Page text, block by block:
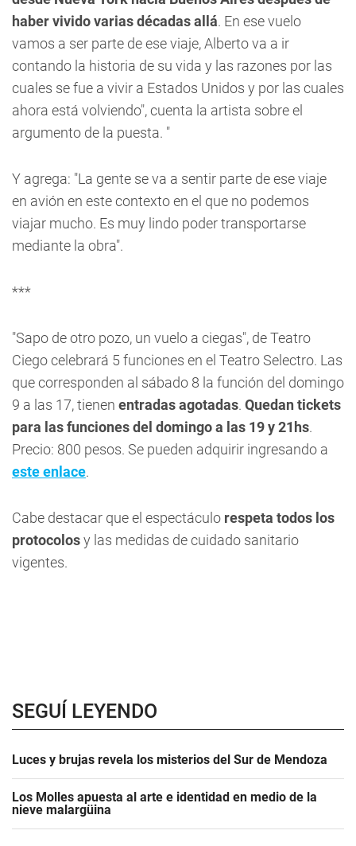
haber vivido varias décadas allá. En ese vuelo
vamos a ser parte de ese viaje, Alberto va a ir
contando la historia de su vida y las razones por las
cuales se fue a vivir a Estados Unidos y por las cuales
ahora está volviendo", cuenta la artista sobre el
argumento de la puesta. "
Y agrega: "La gente se va a sentir parte de ese viaje
en avión en este contexto en el que no podemos
viajar mucho. Es muy lindo poder transportarse
mediante la obra".
***
"Sapo de otro pozo, un vuelo a ciegas", de Teatro
Ciego celebrará 5 funciones en el Teatro Selectro. Las
que corresponden al sábado 8 la función del domingo
9 a las 17, tienen entradas agotadas. Quedan tickets
para las funciones del domingo a las 19 y 21hs.
Precio: 800 pesos. Se pueden adquirir ingresando a
este enlace.
Cabe destacar que el espectáculo respeta todos los
protocolosy las medidas de cuidado sanitario
vigentes.
SEGUÍ LEYENDO
Luces y brujas revela los misterios del Sur de Mendoza
Los Molles apuesta al arte e identidad en medio de la
nieve malargüina